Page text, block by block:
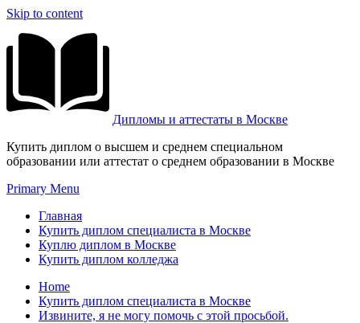
Skip to content
Дипломы и аттестаты в Москве
Купить диплом о высшем и среднем специальном
образовании или аттестат о среднем образовании в Москве
Primary Menu
Главная
Купить диплом специалиста в Москве
Куплю диплом в Москве
Купить диплом колледжа
Home
Купить диплом специалиста в Москве
Извините, я не могу помочь с этой просьбой.